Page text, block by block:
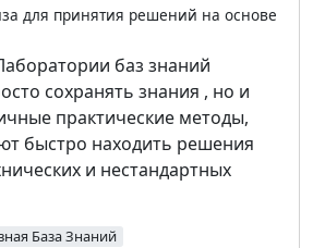
для принятия решений на основе
баз знаний
сохранять знания , но и
практические методы,
быстро находить решения
и нестандартных
База Знаний